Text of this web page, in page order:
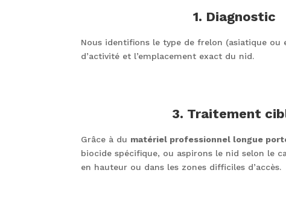
1. Diagnostic
Nous identifions le type de frelon (asiatique ou
d’activité et l’emplacement exact du nid.
3. Traitement
Grâce à du matériel professionnel longue
biocide spécifique, ou aspirons le nid selon le
en hauteur ou dans les zones difficiles d’accès.